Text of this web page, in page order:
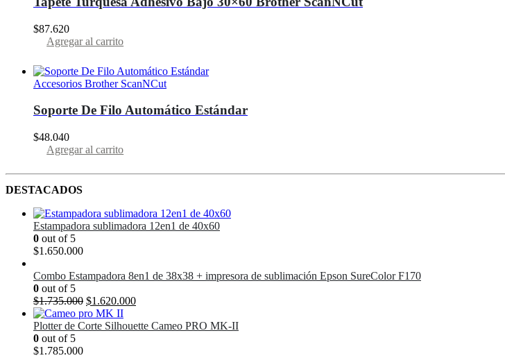
$87.620
Agregar al carrito
Accesorios Brother ScanNCut
Soporte De Filo Automático Estándar
$48.040
Agregar al carrito
DESTACADOS
Estampadora sublimadora 12en1 de 40x60
0 out of 5
$1.650.000
Combo Estampadora 8en1 de 38x38 + impresora de sublimación Epson SureColor F170
0 out of 5
$1.735.000 El
precio
original
$1.620.000El
actual
Plotter de Corte Silhouette Cameo PRO MK-II
0 out of 5
$1.785.000